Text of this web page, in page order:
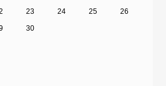
23 24 25
26
30